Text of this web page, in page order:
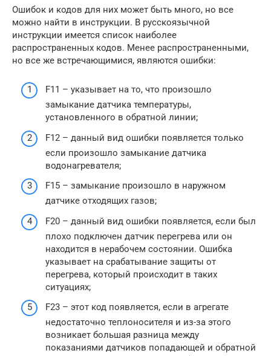
Ошибок и кодов для них может быть много, но все
можно найти в инструкции. В русскоязычной
инструкции имеется список наиболее
распространенных кодов. Менее распространенными,
но все же встречающимися, являются ошибки:
F11 – указывает на то, что произошло
замыкание датчика температуры,
установленного в обратной линии;
F12 – данный вид ошибки появляется только
если произошло замыкание датчика
водонагревателя;
F15 – замыкание произошло в наружном
датчике отходящих газов;
F20 – данный вид ошибки появляется, если был
плохо подключен датчик перегрева или он
находится в нерабочем состоянии. Ошибка
указывает на срабатывание защиты от
перегрева, который происходит в таких
ситуациях;
F23 – этот код появляется, если в агрегате
недостаточно теплоносителя и из-за этого
возникает большая разница между
показаниями датчиков попадающей и обратной